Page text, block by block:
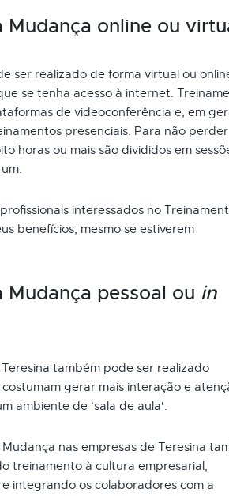
online ou
ser realizado de forma virtual ou
se tenha acesso à internet.
de videoconferência e, em
presenciais. Para não perder
horas ou mais são divididos em
interessados no
benefícios, mesmo se estiverem
pessoal ou in
também pode ser realizado
gerar mais interação e
ambiente de ‘sala de aula'.
nas empresas de Teresina
treinamento à cultura empresarial,
integrando os colaboradores com a